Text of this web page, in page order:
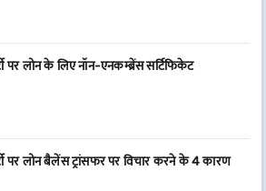
पर लोन के लिए नॉन-एनकम्ब्रेंस सर्टिफिकेट
पर लोन बैलेंस ट्रांसफर पर विचार करने के 4 कारण